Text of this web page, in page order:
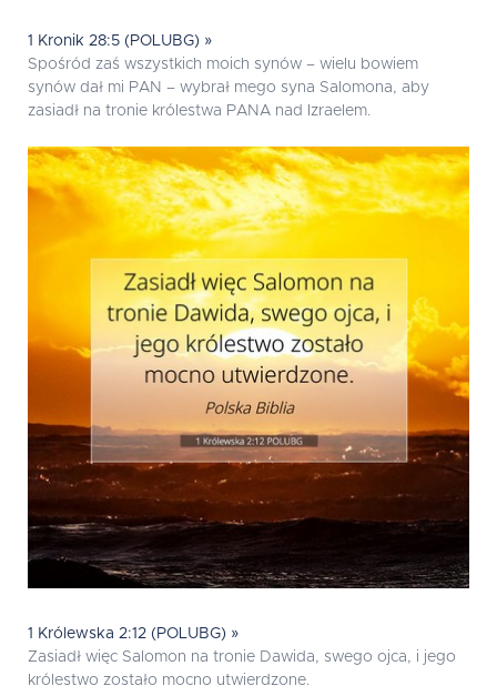
1 Kronik 28:5 (POLUBG) »
Spośród zaś wszystkich moich synów – wielu bowiem
synów dał mi PAN – wybrał mego syna Salomona, aby
zasiadł na tronie królestwa PANA nad Izraelem.
1 Królewska 2:12 (POLUBG) »
Zasiadł więc Salomon na tronie Dawida, swego ojca, i jego
królestwo zostało mocno utwierdzone.